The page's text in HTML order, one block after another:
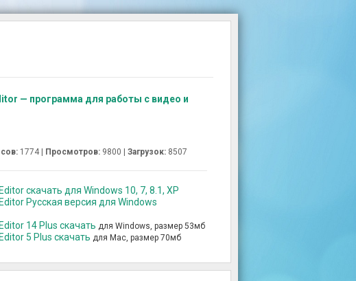
— программа для работы с видео и
1774 Просмотров: 9800 | Загрузок: 8507
скачать для Windows 10, 7, 8.1, XP
Русская версия для Windows
14 Plus скачать для Windows, размер 53мб
5 Plus скачать для Mac, размер 70мб